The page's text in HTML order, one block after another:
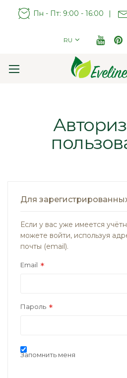
Пн - Пт: 9:00 - 16:00 |
RU
Для
Если у вас уже имеется
можете войти, используя
почты (email).
Email
Пароль
Запомнить меня